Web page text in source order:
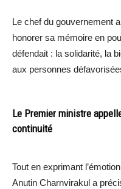
Le chef du gouvernement
honorer sa mémoire en
défendait : la solidarité, la
aux personnes
Le Premier ministre
continuité
Tout en exprimant
Anutin Charnvirakul a